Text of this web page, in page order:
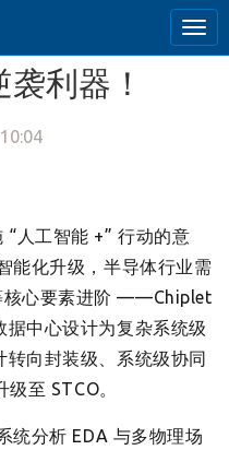
利器！
人工智能 +” 行动的意
能化升级，半导体行业需
核心要素进阶 ——Chiplet
中心设计为复杂系统级
转向封装级、系统级协同
至 STCO。
统分析 EDA 与多物理场